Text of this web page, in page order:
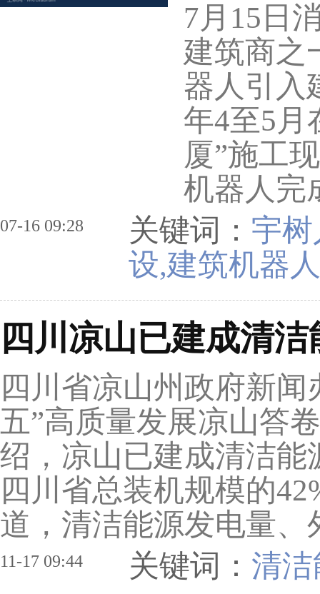
7月15日
建筑商之
器人引入
年4至5月
厦”施工
机器人完
07-16 09:28 关键词： 宇
设,建筑机器
四川凉山已建成清
四川省凉山州政府新
五”高质量发展凉山答
绍，凉山已建成清洁能
四川省总装机规模的
道，清洁能源发电量、
11-17 09:44 关键词： 清